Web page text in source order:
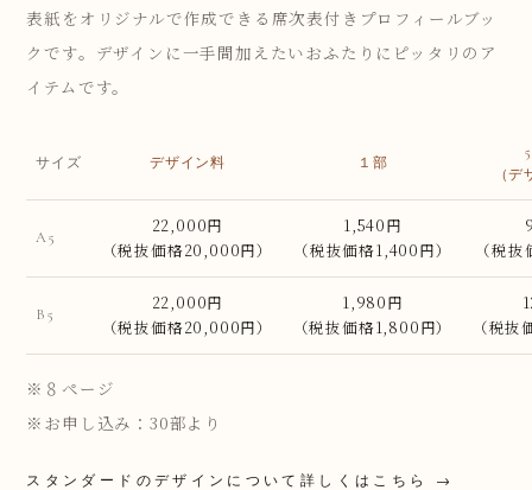
表紙をオリジナルで作成できる席次表付きプロフィールブッ
クです。デザインに一手間加えたいおふたりにピッタリのア
イテムです。
サイズ デザイン料 １部
（
A5
22,000円
（税抜価格20,000円）
1,540円
（税抜価格1,400円）
（税
B5
22,000円
（税抜価格20,000円）
1,980円
（税抜価格1,800円）
（税
※８ページ
※お申し込み：30部より
スタンダードのデザインについて詳しくはこちら →